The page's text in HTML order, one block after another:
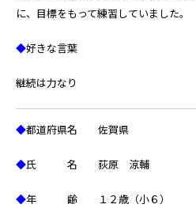
に、目標をもって練習していました。
◆好きな言葉
継続は力なり
◆都道府県名 佐賀県
◆氏 名 荻原 涼輔
◆年 齢 １２歳（小６）